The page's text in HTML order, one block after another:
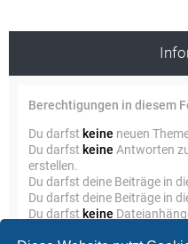
Berechtigungen in diesem
Du darfst keine neuen
Du darfst keine Antworten
erstellen.
Du darfst deine Beiträge in
Du darfst deine Beiträge in
Du darfst keine